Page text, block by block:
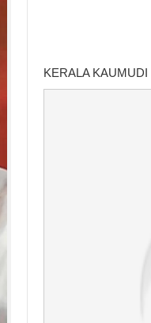
KERALA KAUMUDI